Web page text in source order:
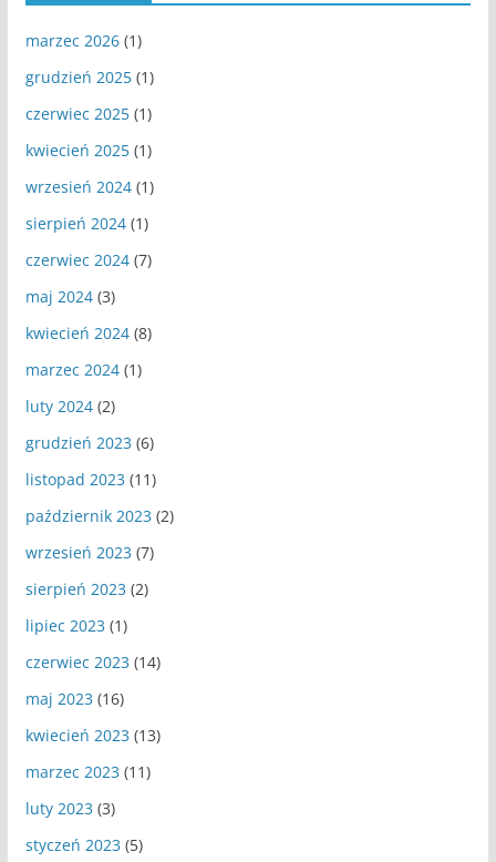
marzec 2026(1)
grudzień 2025(1)
czerwiec 2025(1)
kwiecień 2025(1)
wrzesień 2024(1)
sierpień 2024(1)
czerwiec 2024(7)
maj 2024(3)
kwiecień 2024(8)
marzec 2024(1)
luty 2024(2)
grudzień 2023 (6)
listopad 2023 (11)
październik 2023 (2)
wrzesień 2023 (7)
sierpień 2023 (2)
lipiec 2023 (1)
czerwiec 2023 (14)
maj 2023 (16)
kwiecień 2023 (13)
marzec 2023 (11)
luty 2023 (3)
styczeń 2023 (5)